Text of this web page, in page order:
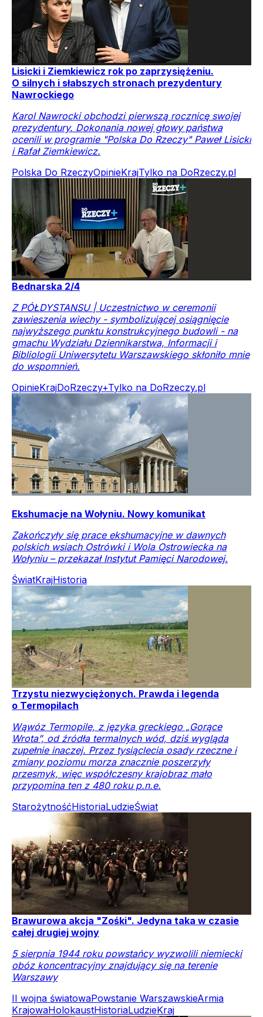
Lisicki i Ziemkiewicz rok po zaprzysiężeniu.
O silnych i słabszych stronach prezydentury
Nawrockiego
Karol Nawrocki obchodzi pierwszą rocznicę swojej
prezydentury. Dokonania nowej głowy państwa
ocenili w programie "Polska Do Rzeczy" Paweł Lisicki
i Rafał Ziemkiewicz.
Polska Do RzeczyOpinieKrajTylko na DoRzeczy.pl
Bednarska 2/4
Z PÓŁDYSTANSU | Uczestnictwo w ceremonii
zawieszenia wiechy - symbolizującej osiągnięcie
najwyższego punktu konstrukcyjnego budowli - na
gmachu Wydziału Dziennikarstwa, Informacji i
Bibliologii Uniwersytetu Warszawskiego skłoniło mnie
do wspomnień.
OpinieKrajDoRzeczy+Tylko na DoRzeczy.pl
Ekshumacje na Wołyniu. Nowy komunikat
Zakończyły się prace ekshumacyjne w dawnych
polskich wsiach Ostrówki i Wola Ostrowiecka na
Wołyniu – przekazał Instytut Pamięci Narodowej.
ŚwiatKrajHistoria
Trzystu niezwyciężonych. Prawda i legenda
o Termopilach
Wąwóz Termopile, z języka greckiego „Gorące
Wrota”, od źródła termalnych wód, dziś wygląda
zupełnie inaczej. Przez tysiąclecia osady rzeczne i
zmiany poziomu morza znacznie poszerzyły
przesmyk, więc współczesny krajobraz mało
przypomina ten z 480 roku p.n.e.
StarożytnośćHistoriaLudzieŚwiat
Brawurowa akcja "Zośki". Jedyna taka w czasie
całej drugiej wojny
5 sierpnia 1944 roku powstańcy wyzwolili niemiecki
obóz koncentracyjny znajdujący się na terenie
Warszawy
II wojna światowaPowstanie WarszawskieArmia
KrajowaHolokaustHistoriaLudzieKraj